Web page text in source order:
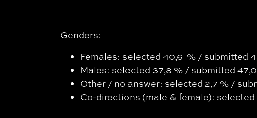
Genders:
Females: selected 40,6 % / submitted
Males: selected 37,8 % / submitted
Other / no answer: selected 2,7 % /
Co-directions (male & female):